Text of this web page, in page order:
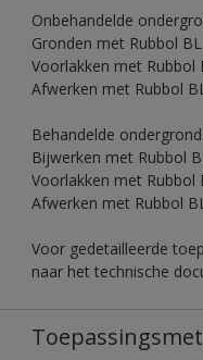
Onbehandelde
Gronden met Rubbol
Voorlakken met Rubbol
Afwerken met Rubbol
Behandelde ondergrond.
Bijwerken met Rubbol
Voorlakken met Rubbol
Afwerken met Rubbol
Voor gedetailleerde
naar het technische